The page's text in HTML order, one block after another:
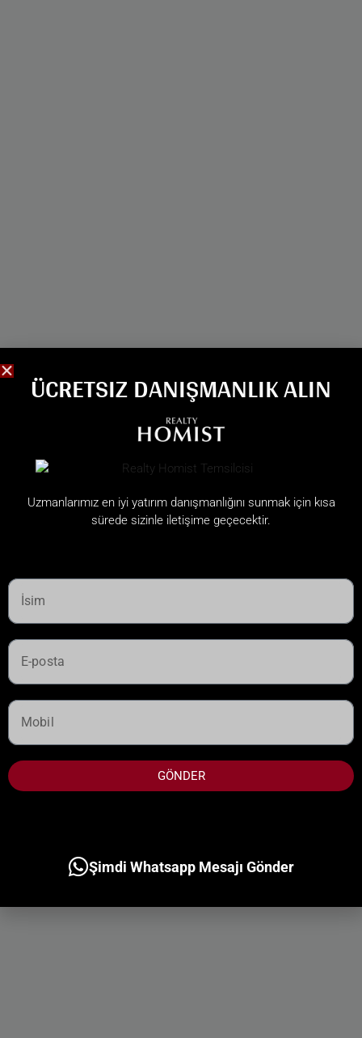
ÜCRETSIZ DANIŞMANLIK ALIN
Uzmanlarımız en iyi yatırım danışmanlığını sunmak için kısa
sürede sizinle iletişime geçecektir.
GÖNDER
Şimdi Whatsapp Mesajı Gönder